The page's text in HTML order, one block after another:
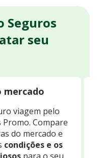
Seguros
seu
mercado
viagem pelo
Compare
do mercado e
condições e os